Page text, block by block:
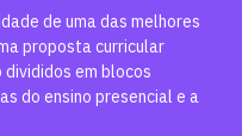
de uma das melhores
proposta curricular
divididos em blocos
do ensino presencial e a